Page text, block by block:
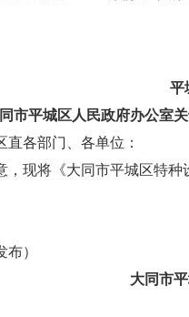
平
市平城区人民政府办公室
直各部门、各单位：
，现将《大同市平城区特种
布）
大同市